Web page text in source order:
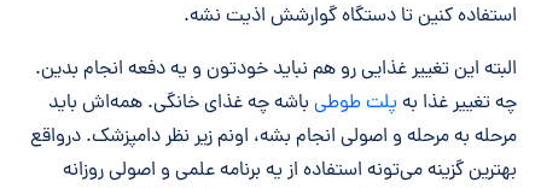
استفاده کنین تا دستگاه گوارشش اذیت نشه.
البته این تغییر غذایی رو هم نباید خودتون و یه دفعه انجام بدین.
چه تغییر غذا بهپلت طوطی باشه چه غذای خانگی. همه‌اش باید
مرحله به مرحله و اصولی انجام بشه، اونم زیر نظر دامپزشک. درواقع
بهترین گزینه می‌تونه استفاده از یه برنامه علمی و اصولی‌ روزانه